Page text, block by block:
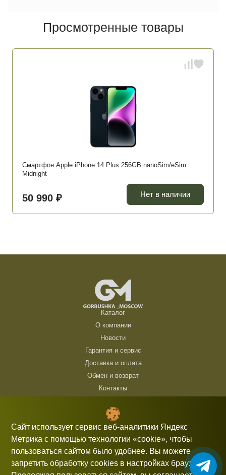
Просмотренные товары
Смартфон Apple iPhone 14 Plus 256GB nanoSim/eSim
Midnight
50 990 ₽ Нет в наличии
Каталог
О компании
Новости
Гарантия и сервис
Доставка и оплата
Обмен и возврат
Контакты
10:00 — 21:00 без выходных
gorbushka-moscow@yandex.ru
Сайт использует сервис веб-аналитики Яндекс
Метрика с помощью технологии «cookie», чтобы
пользоваться сайтом было удобнее. Вы можете
запретить обработку cookies в настройках браузера.